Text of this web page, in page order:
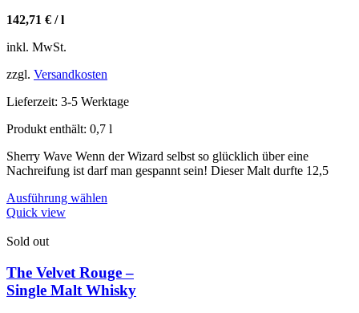
142,71 € /l
inkl. MwSt.
zzgl. Versandkosten
Lieferzeit: 3-5 Werktage
Produkt enthält: 0,7 l
Sherry Wave Wenn der Wizard selbst so glücklich über eine
Nachreifung ist darf man gespannt sein! Dieser Malt durfte 12,5
Ausführung wählen
Quick view
Sold out
The Velvet Rouge –
Single Malt Whisky